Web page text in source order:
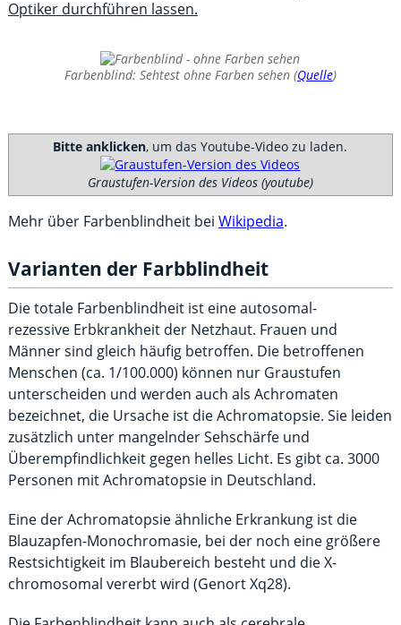
Optiker durchführen lassen.
Farbenblind: Sehtest ohne Farben sehen (Quelle)
Bitte anklicken, um das Youtube-Video zu laden.
Graustufen-Version des Videos (youtube)
Mehr über Farbenblindheit bei Wikipedia.
Varianten der Farbblindheit
Die totale Farbenblindheit ist eine autosomal-
rezessive Erbkrankheit der Netzhaut. Frauen und
Männer sind gleich häufig betroffen. Die betroffenen
Menschen (ca. 1/100.000) können nur Graustufen
unterscheiden und werden auch als Achromaten
bezeichnet, die Ursache ist die Achromatopsie. Sie leiden
zusätzlich unter mangelnder Sehschärfe und
Überempfindlichkeit gegen helles Licht. Es gibt ca. 3000
Personen mit Achromatopsie in Deutschland.
Eine der Achromatopsie ähnliche Erkrankung ist die
Blauzapfen-Monochromasie, bei der noch eine größere
Restsichtigkeit im Blaubereich besteht und die X-
chromosomal vererbt wird (Genort Xq28).